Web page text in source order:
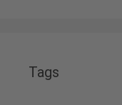
Tags